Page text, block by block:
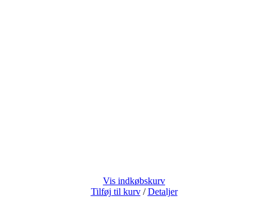
Vis indkøbskurv
Tilføj til kurv / Detaljer